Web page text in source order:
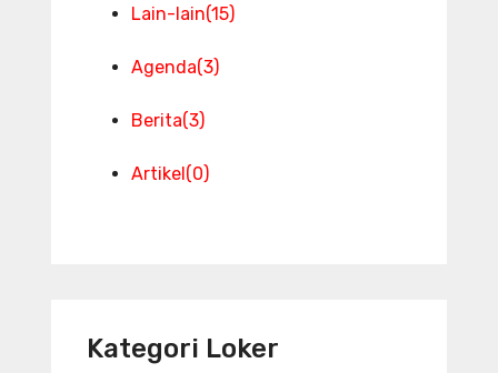
Lain-lain(15)
Agenda(3)
Berita(3)
Artikel(0)
Kategori Loker